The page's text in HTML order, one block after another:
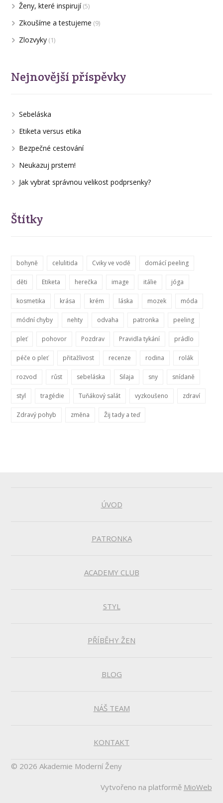
Ženy, které inspirují(5)
Zkoušíme a testujeme (9)
Zlozvyky (1)
Nejnovější příspěvky
Sebeláska
Etiketa versus etika
Bezpečné cestování
Neukazuj prstem!
Jak vybrat správnou velikost podprsenky?
Štítky
bohyně celulitida Cviky ve vodě domácí peeling
děti Etiketa herečka image itálie jóga
kosmetika krása krém láska mozek móda
módní chyby nehty odvaha patronka peeling
pleť pohovor Pozdrav Pravidla tykání prádlo
péče o pleť přitažlivost recenze rodina rolák
rozvod růst sebeláska Silaja sny snídaně
styl tragédie Tuňákový salát vyzkoušeno zdraví
Zdravý pohyb změna Žij tady a teď
ÚVOD
PATRONKA
ACADEMY CLUB
STYL
PŘÍBĚHY ŽEN
BLOG
NÁŠ TEAM
KONTAKT
© 2026 Akademie Moderní Ženy
Vytvořeno na platformě MioWeb